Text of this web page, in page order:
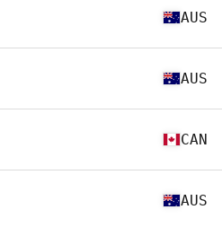
AUS
AUS
CAN
AUS